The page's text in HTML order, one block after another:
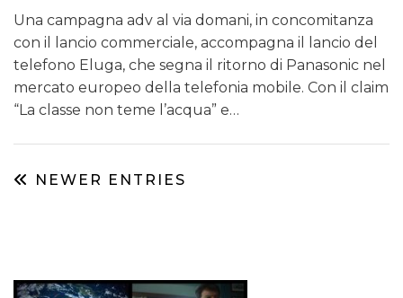
Una campagna adv al via domani, in concomitanza
con il lancio commerciale, accompagna il lancio del
telefono Eluga, che segna il ritorno di Panasonic nel
mercato europeo della telefonia mobile. Con il claim
“La classe non teme l’acqua” e…
NEWER ENTRIES